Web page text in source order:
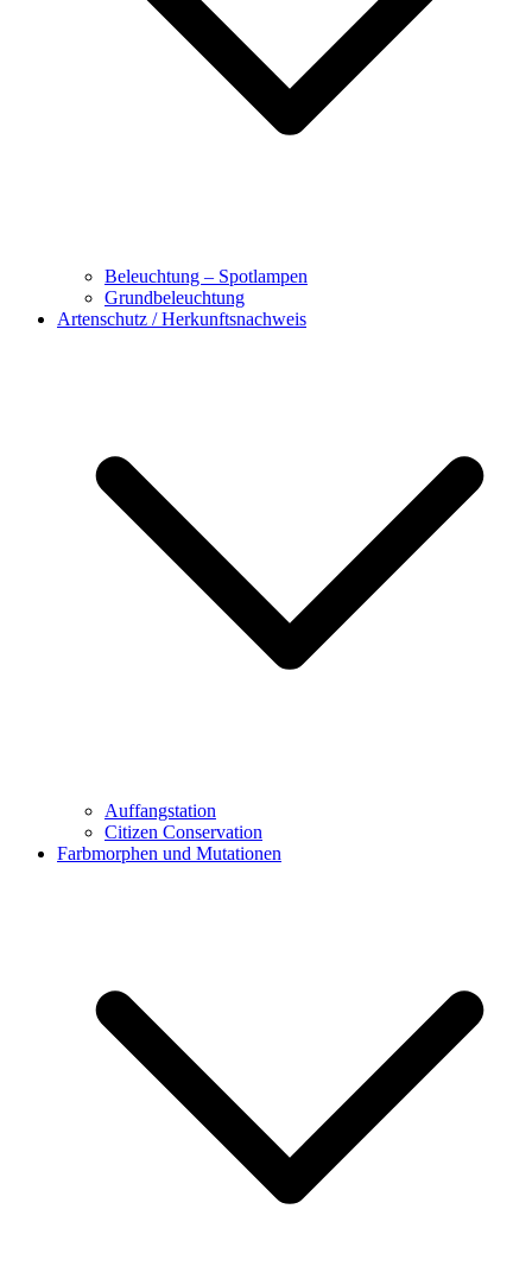
Beleuchtung – Spotlampen
Grundbeleuchtung
Artenschutz / Herkunftsnachweis
Auffangstation
Citizen Conservation
Farbmorphen und Mutationen